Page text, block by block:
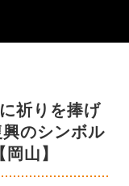
祈りを捧げ
のシンボル
山】